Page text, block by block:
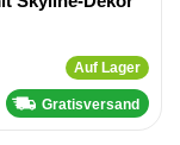
Auf Lager
Gratisversand